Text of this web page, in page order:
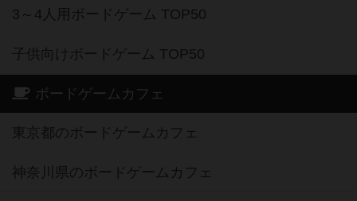
3～4人用ボードゲーム TOP50
子供向けボードゲーム TOP50
ボードゲームカフェ
東京都のボードゲームカフェ
神奈川県のボードゲームカフェ